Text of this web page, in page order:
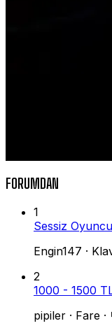
FORUMDAN
1
Sessiz
Engin147 ·
2
1000 - 1500
pipiler · Fare ·